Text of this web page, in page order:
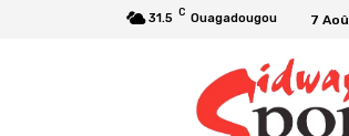
31.5 C Ouagadougou 7